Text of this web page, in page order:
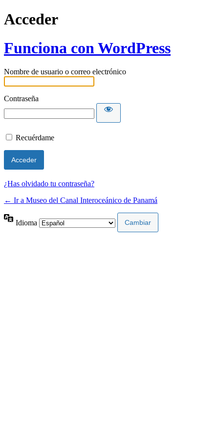
Acceder
Funciona con WordPress
Nombre de usuario o correo electrónico
Contraseña
Recuérdame
¿Has olvidado tu contraseña?
← Ir a Museo del Canal Interoceánico de Panamá
Idioma